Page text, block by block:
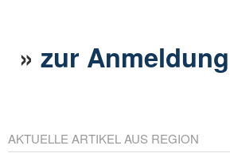
»zur Anmeldung
AKTUELLE ARTIKEL AUS REGION